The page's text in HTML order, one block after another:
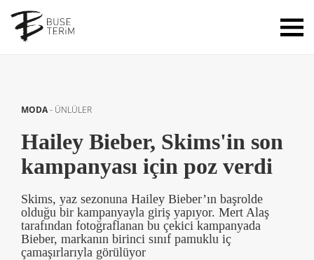
MODA- ÜNLÜLER
Hailey Bieber, Skims'in son
kampanyası için poz verdi
Skims, yaz sezonuna Hailey Bieber’ın başrolde
olduğu bir kampanyayla giriş yapıyor. Mert Alaş
tarafından fotoğraflanan bu çekici kampanyada
Bieber, markanın birinci sınıf pamuklu iç
çamaşırlarıyla görülüyor